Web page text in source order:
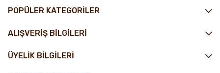
POPÜLER KATEGORİLER
ALIŞVERİŞ BİLGİLERİ
ÜYELİK BİLGİLERİ